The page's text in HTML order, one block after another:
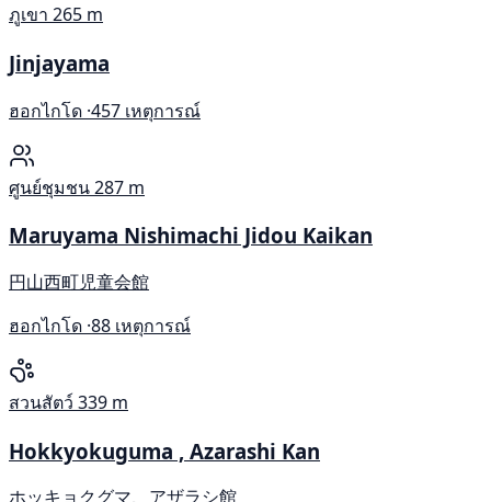
ภูเขา 265 m
Jinjayama
ฮอกไกโด ·457 เหตุการณ์
ศูนย์ชุมชน287 m
Maruyama Nishimachi Jidou Kaikan
円山西町児童会館
ฮอกไกโด ·88 เหตุการณ์
สวนสัตว์ 339 m
Hokkyokuguma , Azarashi Kan
ホッキョクグマ、アザラシ館